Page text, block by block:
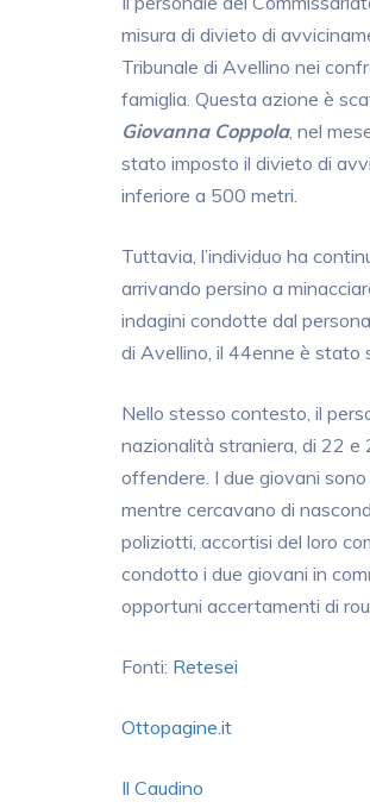
misura di divieto di
Tribunale di Avellino nei
famiglia. Questa azione è
Giovanna Coppola, nel
stato imposto il divieto di
inferiore a 500 metri.
Tuttavia, l’individuo ha
arrivando persino a
indagini condotte dal
di Avellino, il 44enne è stato
Nello stesso contesto, il
nazionalità straniera, di 22 e
offendere. I due giovani
mentre cercavano di
poliziotti, accortisi del loro
condotto i due giovani in
opportuni accertamenti di
Fonti: Retesei
Ottopagine.it
Il Caudino